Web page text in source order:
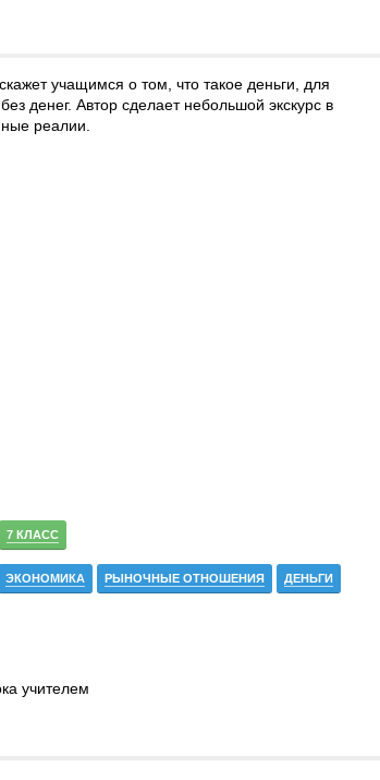
учащимся о том, что такое деньги, для
денег. Автор сделает небольшой экскурс в
реалии.
7 КЛАСС
ЭКОНОМИКА РЫНОЧНЫЕ ОТНОШЕНИЯ ДЕНЬГИ
учителем